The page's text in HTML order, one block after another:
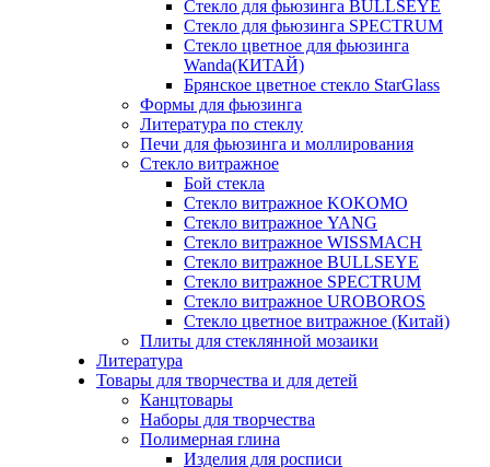
Стекло для фьюзинга BULLSEYE
Стекло для фьюзинга SPECTRUM
Стекло цветное для фьюзинга
Wanda(КИТАЙ)
Брянское цветное стекло StarGlass
Формы для фьюзинга
Литература по стеклу
Печи для фьюзинга и моллирования
Стекло витражное
Бой стекла
Стекло витражное KOKOMO
Стекло витражное YANG
Стекло витражное WISSMACH
Стекло витражное BULLSEYE
Стекло витражное SPECTRUM
Стекло витражное UROBOROS
Стекло цветное витражное (Китай)
Плиты для стеклянной мозаики
Литература
Товары для творчества и для детей
Канцтовары
Наборы для творчества
Полимерная глина
Изделия для росписи